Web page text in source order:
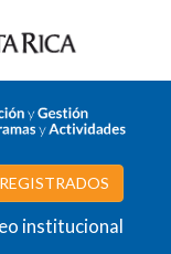
institucional